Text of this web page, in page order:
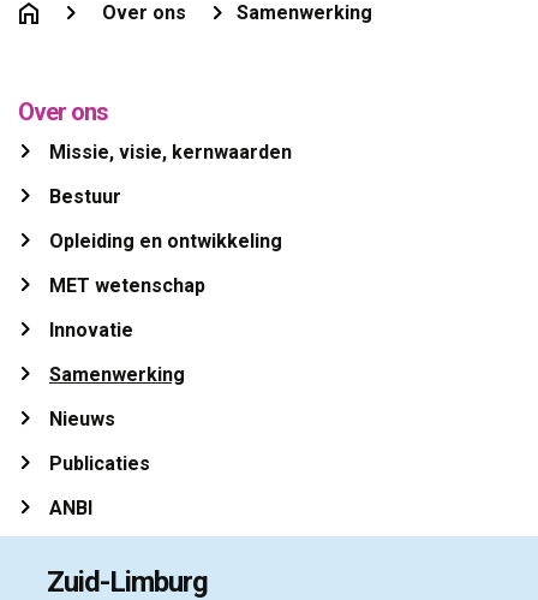
Over ons Samenwerking
Over ons
Missie, visie, kernwaarden
Bestuur
Opleiding en ontwikkeling
MET wetenschap
Innovatie
Samenwerking
Nieuws
Publicaties
ANBI
Zuid-Limburg